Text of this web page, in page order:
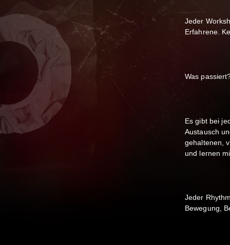
Jeder
Erfahrene.
Was
Es gibt bei
Austausch
gehaltenen,
und lernen
Jeder
Bewegung,